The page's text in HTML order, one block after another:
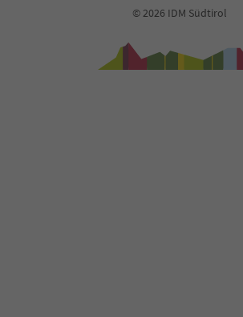
© 2026 IDM Südtirol